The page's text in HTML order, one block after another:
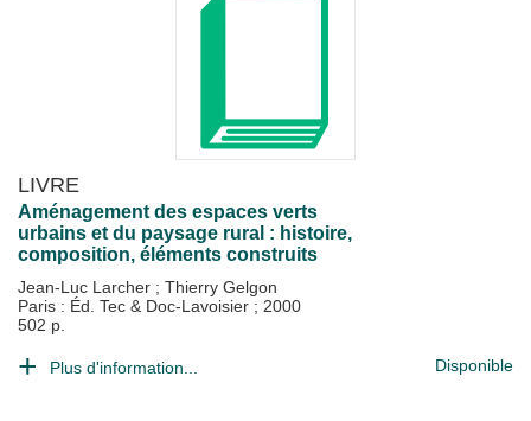
LIVRE
Aménagement des espaces verts
urbains et du paysage rural : histoire,
composition, éléments construits
Jean-Luc Larcher ; Thierry Gelgon
Paris : Éd. Tec & Doc-Lavoisier ; 2000
502 p.
Plus d'information... Disponible